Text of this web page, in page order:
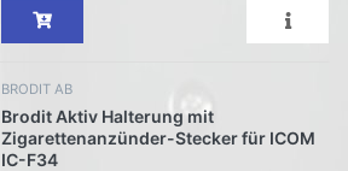
BRODIT AB
Brodit Aktiv Halterung mit
Zigarettenanzünder-Stecker für ICOM
IC-F34